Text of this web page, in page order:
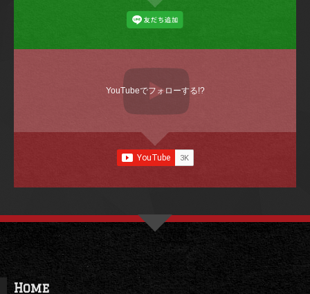
YouTubeでフォローする!?
Home